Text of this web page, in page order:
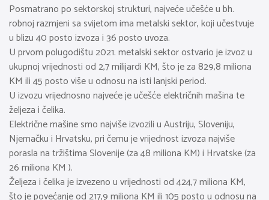
Posmatrano po sektorskoj strukturi, najveće učešće u bh.
robnoj razmjeni sa svijetom ima metalski sektor, koji učestvuje
u blizu 40 posto izvoza i 36 posto uvoza.
U prvom polugodištu 2021. metalski sektor ostvario je izvoz u
ukupnoj vrijednosti od 2,7 milijardi KM, što je za 829,8 miliona
KM ili 45 posto više u odnosu na isti lanjski period.
U izvozu vrijednosno najveće je učešće električnih mašina te
željeza i čelika.
Električne mašine smo najviše izvozili u Austriju, Sloveniju,
Njemačku i Hrvatsku, pri čemu je vrijednost izvoza najviše
porasla na tržištima Slovenije (za 48 miliona KM) i Hrvatske (za
26 miliona KM ).
Željeza i čelika je izvezeno u vrijednosti od 424,7 miliona KM,
što je povećanje od 217,9 miliona KM ili 105 posto u odnosu na